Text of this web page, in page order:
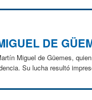
DE
Miguel de Güemes,
Su lucha resultó